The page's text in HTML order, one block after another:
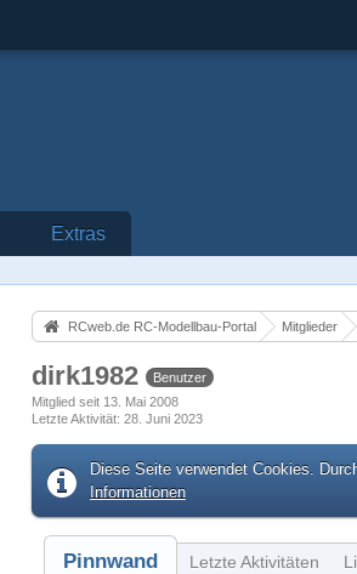
Extras
RCweb.de RC-Modellbau-Portal Mitglieder
dirk1982
Benutzer
Mitglied seit 13. Mai 2008
Letzte Aktivität 28. Juni 2023
Diese Seite verwendet Cookies.
Informationen
Pinnwand Letzte Aktivitäten